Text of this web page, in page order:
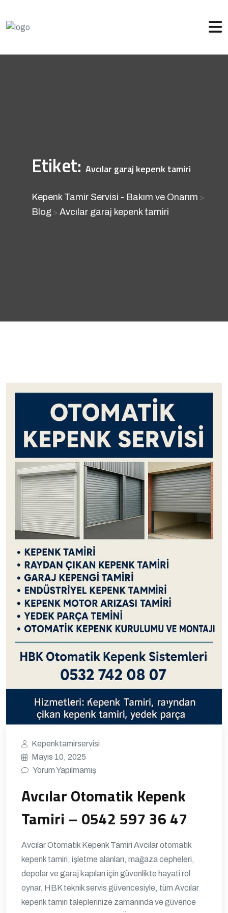
Etiket: Avcılar garaj kepenk tamiri
Kepenk Tamir Servisi - Bakım ve Onarım >
Blog > Avcılar garaj kepenk tamiri
Kepenktamirservisi
Mayıs 10, 2025
Yorum Yapılmamış
Avcılar Otomatik Kepenk
Tamiri – 0542 597 36 47
Avcılar Otomatik Kepenk Tamiri Avcılar otomatik
kepenk tamiri, işletme alanları, mağaza cepheleri,
depolar ve garaj kapıları için güvenlikte hayati rol
oynar. HBK teknik servis güvencesiyle, tüm Avcılar
kepenk tamiri taleplerinize zamanında ve güvence